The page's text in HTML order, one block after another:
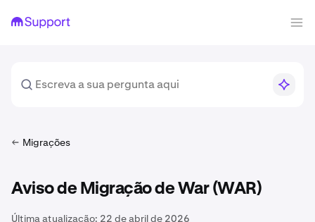
Migrações
Aviso de Migração de War (WAR)
Última atualização: 22 de abril de 2026